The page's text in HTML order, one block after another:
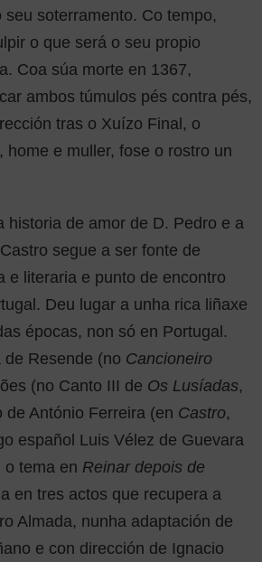
soterramento. Co tempo,
o que será o seu propio
Coa súa morte en 1367,
ambos túmulos pés contra pés,
tras o Xuízo Final, o
home e muller, fose o rostro un
historia de amor de D. Pedro e a
segue a ser fonte de
e literaria e punto de encontro
Deu lugar a unha rica liñaxe
épocas, non só en Portugal.
Resende (no Cancioneiro
(no Canto III de Os Lusíadas,
de António Ferreira (en Castro,
español Luis Vélez de Guevara
o tema en Reinar depois de
en tres actos que recupera a
Almada, nunha adaptación de
e con dirección de Ignacio